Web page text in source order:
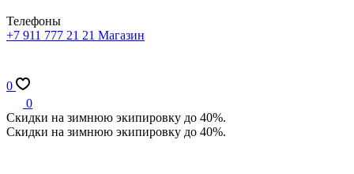
Телефоны
+7 911 777 21 21 Магазин
0
0
Скидки на зимнюю экипировку до 40%.
Скидки на зимнюю экипировку до 40%.